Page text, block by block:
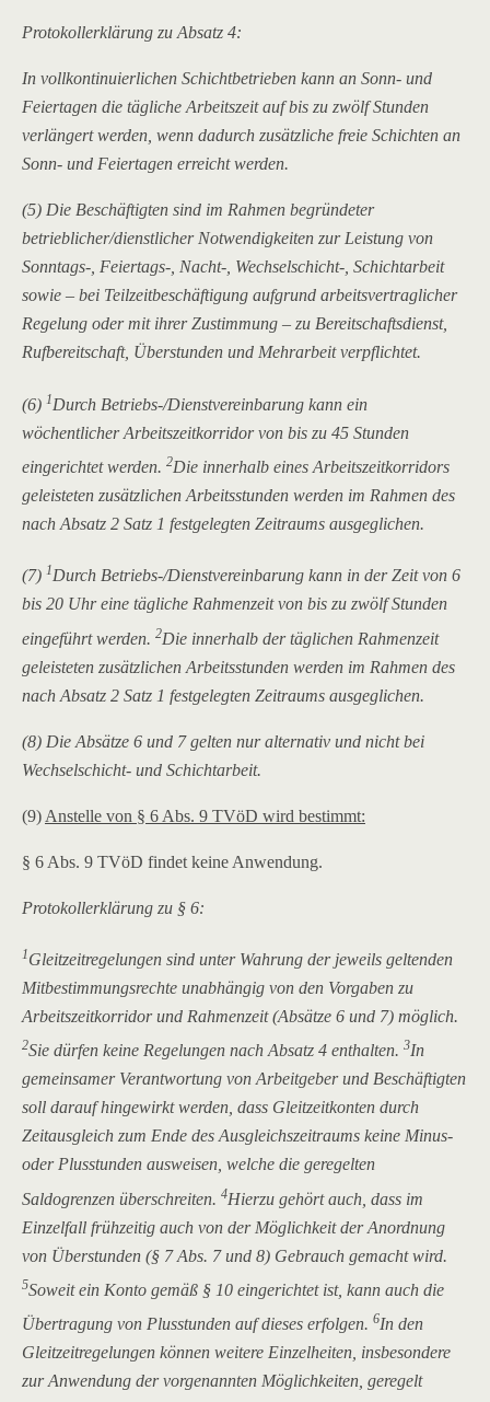
Protokollerklärung zu Absatz 4:
In vollkontinuierlichen Schichtbetrieben kann an Sonn- und
Feiertagen die tägliche Arbeitszeit auf bis zu zwölf Stunden
verlängert werden, wenn dadurch zusätzliche freie Schichten an
Sonn- und Feiertagen erreicht werden.
(5) Die Beschäftigten sind im Rahmen begründeter
betrieblicher/dienstlicher Notwendigkeiten zur Leistung von
Sonntags-, Feiertags-, Nacht-, Wechselschicht-, Schichtarbeit
sowie – bei Teilzeitbeschäftigung aufgrund arbeitsvertraglicher
Regelung oder mit ihrer Zustimmung – zu Bereitschaftsdienst,
Rufbereitschaft, Überstunden und Mehrarbeit verpflichtet.
(6) 1Durch Betriebs-/Dienstvereinbarung kann ein
wöchentlicher Arbeitszeitkorridor von bis zu 45 Stunden
eingerichtet werden. 2Die innerhalb eines Arbeitszeitkorridors
geleisteten zusätzlichen Arbeitsstunden werden im Rahmen des
nach Absatz 2 Satz 1 festgelegten Zeitraums ausgeglichen.
(7) 1Durch Betriebs-/Dienstvereinbarung kann in der Zeit von 6
bis 20 Uhr eine tägliche Rahmenzeit von bis zu zwölf Stunden
eingeführt werden. 2Die innerhalb der täglichen Rahmenzeit
geleisteten zusätzlichen Arbeitsstunden werden im Rahmen des
nach Absatz 2 Satz 1 festgelegten Zeitraums ausgeglichen.
(8) Die Absätze 6 und 7 gelten nur alternativ und nicht bei
Wechselschicht- und Schichtarbeit.
(9) Anstelle von § 6 Abs. 9 TVöD wird bestimmt:
§ 6 Abs. 9 TVöD findet keine Anwendung.
Protokollerklärung zu § 6:
1Gleitzeitregelungen sind unter Wahrung der jeweils geltenden
Mitbestimmungsrechte unabhängig von den Vorgaben zu
Arbeitszeitkorridor und Rahmenzeit (Absätze 6 und 7) möglich.
2Sie dürfen keine Regelungen nach Absatz 4 enthalten. 3In
gemeinsamer Verantwortung von Arbeitgeber und Beschäftigten
soll darauf hingewirkt werden, dass Gleitzeitkonten durch
Zeitausgleich zum Ende des Ausgleichszeitraums keine Minus-
oder Plusstunden ausweisen, welche die geregelten
Saldogrenzen überschreiten. 4Hierzu gehört auch, dass im
Einzelfall frühzeitig auch von der Möglichkeit der Anordnung
von Überstunden (§ 7 Abs. 7 und 8) Gebrauch gemacht wird.
5Soweit ein Konto gemäß § 10 eingerichtet ist, kann auch die
Übertragung von Plusstunden auf dieses erfolgen. 6In den
Gleitzeitregelungen können weitere Einzelheiten, insbesondere
zur Anwendung der vorgenannten Möglichkeiten, geregelt